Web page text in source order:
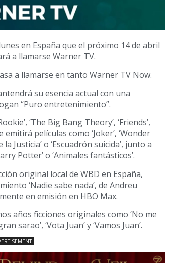
en España que el próximo 14 de abril
a llamarse Warner TV.
a llamarse en tanto Warner TV Now.
su esencia actual con una
“Puro entretenimiento”.
‘The Big Bang Theory’, ‘Friends’,
emitirá películas como ‘Joker’, ‘Wonder
la Justicia’ o ‘Escuadrón suicida’, junto a
Potter’ o ‘Animales fantásticos’.
original local de WBD en España,
‘Nadie sabe nada’, de Andreu
en emisión en HBO Max.
años ficciones originales como ‘No me
sarao’, ‘Vota Juan’ y ‘Vamos Juan’.